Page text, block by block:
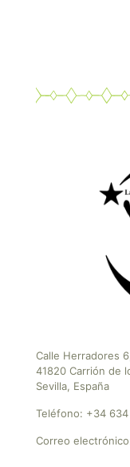
Calle Herradores
41820 Carrión de
Sevilla, España
Teléfono: +34
Correo